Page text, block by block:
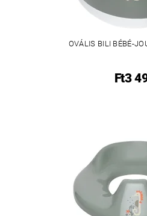
OVÁLIS BILI BÉBÉ-
Ft3